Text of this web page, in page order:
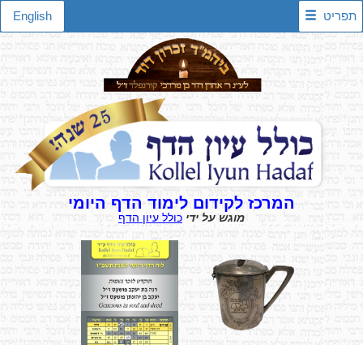
English תפריט
המרכז לקידום לימוד הדף היומי
מוגש על ידי כולל עיון הדף